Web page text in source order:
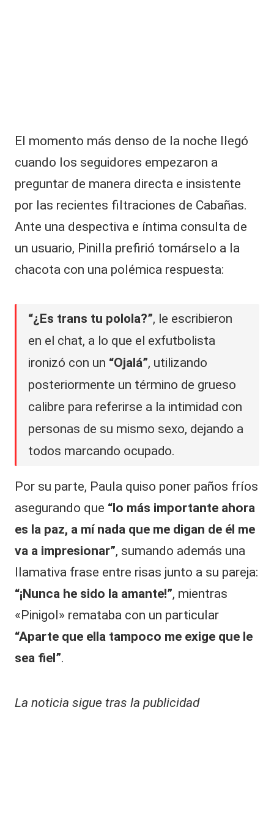
El momento más denso de la noche llegó
cuando los seguidores empezaron a
preguntar de manera directa e insistente
por las recientes filtraciones de Cabañas.
Ante una despectiva e íntima consulta de
un usuario, Pinilla prefirió tomárselo a la
chacota con una polémica respuesta:
“¿Es trans tu polola?”, le escribieron
en el chat, a lo que el exfutbolista
ironizó con un “Ojalá”, utilizando
posteriormente un término de grueso
calibre para referirse a la intimidad con
personas de su mismo sexo, dejando a
todos marcando ocupado.
Por su parte, Paula quiso poner paños fríos
asegurando que “lo más importante ahora
es la paz, a mí nada que me digan de él me
va a impresionar”, sumando además una
llamativa frase entre risas junto a su pareja:
“¡Nunca he sido la amante!”, mientras
«Pinigol» remataba con un particular
“Aparte que ella tampoco me exige que le
sea fiel”.
La noticia sigue tras la publicidad